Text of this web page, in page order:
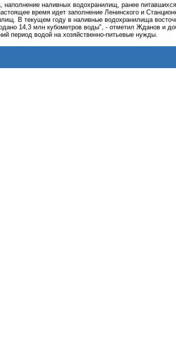
наливных водохранилищ, ранее
время идет заполнение Ленинского и
В текущем году в наливные водохранилища
14,3 млн кубометров воды", - отметил Жданов и
период водой на хозяйственно-питьевые нужды.